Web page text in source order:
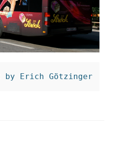
by Erich Götzinger